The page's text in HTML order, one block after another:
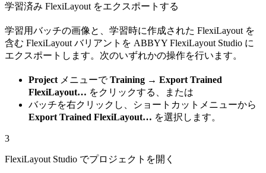
学習済み FlexiLayout をエクスポートする
学習用バッチの画像と、学習時に作成された FlexiLayout を
含む FlexiLayout バリアントを ABBYY FlexiLayout Studio に
エクスポートします。次のいずれかの操作を行います。
Project メニューでTraining → Export Trained
FlexiLayout… をクリックする、または
バッチを右クリックし、ショートカットメニューから
Export Trained FlexiLayout… を選択します。
3
FlexiLayout Studio でプロジェクトを開く